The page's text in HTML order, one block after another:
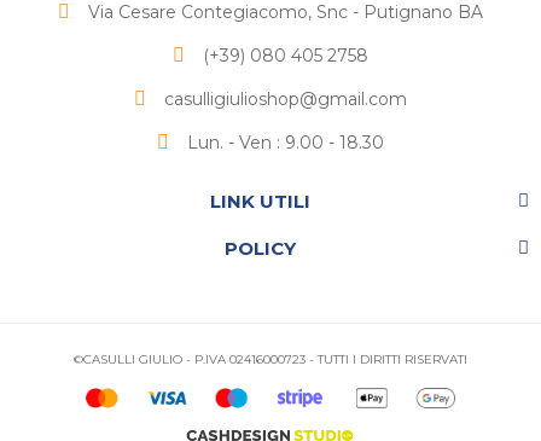
Via Cesare Contegiacomo, Snc - Putignano BA
(+39) 080 405 2758
casulligiulioshop@gmail.com
Lun. - Ven : 9.00 - 18.30
LINK UTILI
POLICY
©CASULLI GIULIO - P.IVA 02416000723 - TUTTI I DIRITTI RISERVATI